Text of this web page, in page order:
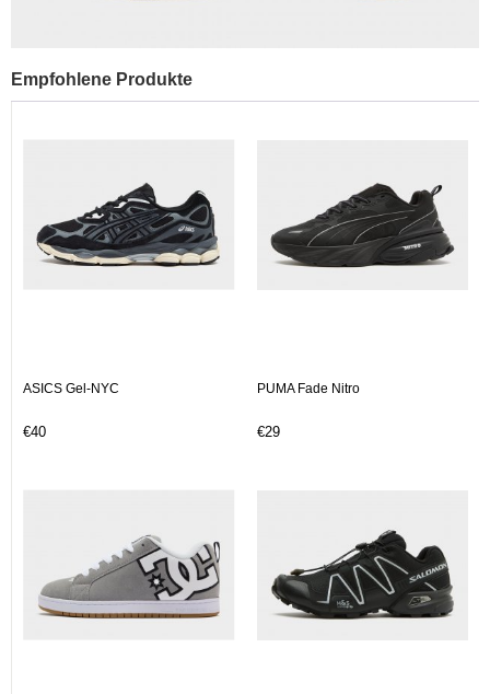
Empfohlene Produkte
ASICS Gel-NYC
€40
PUMA Fade Nitro
€29